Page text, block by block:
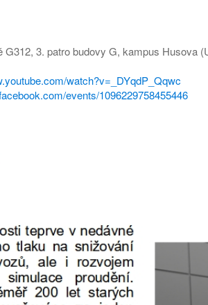
G312, 3. patro budovy G, kampus Husova
watch?v=_DYqdP_Qqwc
events/1096229758455446